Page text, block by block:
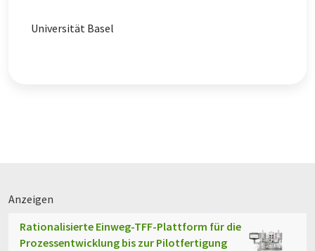
Universität Basel
Anzeigen
Rationalisierte Einweg-TFF-Plattform für die
Prozessentwicklung bis zur Pilotfertigung